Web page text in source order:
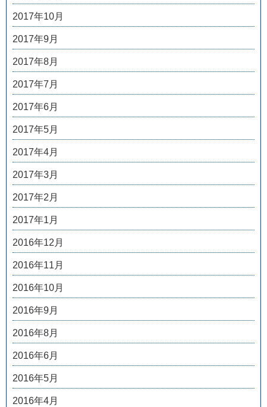
2017年10月
2017年9月
2017年8月
2017年7月
2017年6月
2017年5月
2017年4月
2017年3月
2017年2月
2017年1月
2016年12月
2016年11月
2016年10月
2016年9月
2016年8月
2016年6月
2016年5月
2016年4月